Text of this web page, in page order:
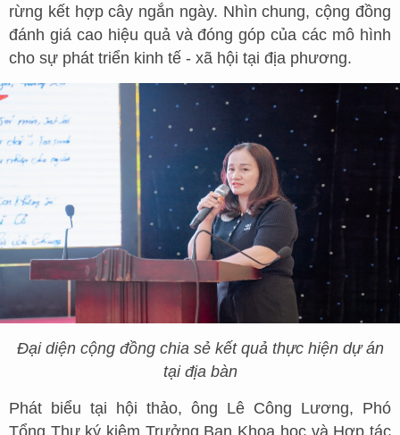
rừng kết hợp cây ngắn ngày. Nhìn chung, cộng đồng
đánh giá cao hiệu quả và đóng góp của các mô hình
cho sự phát triển kinh tế - xã hội tại địa phương.
Đại diện cộng đồng chia sẻ kết quả thực hiện dự án
tại địa bàn
Phát biểu tại hội thảo, ông Lê Công Lương, Phó